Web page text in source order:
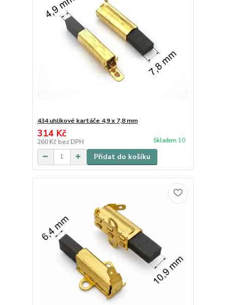
434 uhlíkové kartáče 4,9 x 7,8 mm
314 Kč
260 Kč bez DPH Skladem 10
Přidat do košíku